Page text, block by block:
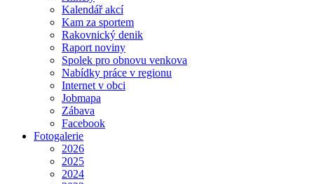
Kalendář akcí
Kam za sportem
Rakovnický denik
Raport noviny
Spolek pro obnovu venkova
Nabídky práce v regionu
Internet v obci
Jobmapa
Zábava
Facebook
Fotogalerie
2026
2025
2024